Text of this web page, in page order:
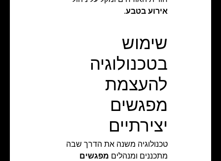
אירוע בטבע.
שימוש
בטכנולוגיה
להעצמת
מפגשים
יצירתיים
טכנולוגיה משנה את הדרך שבה
מתכננים ומנהלים מפגשים